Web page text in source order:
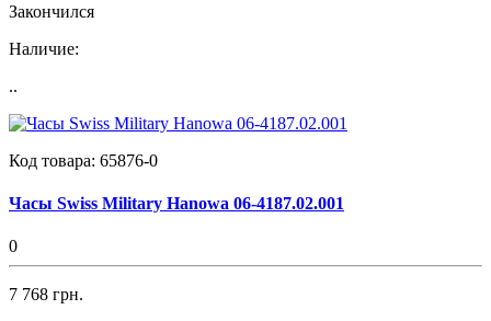
Закончился
Наличие:
..
Код товара: 65876-0
Часы Swiss Military Hanowa 06-4187.02.001
0
7 768 грн.